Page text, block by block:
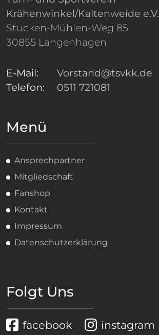
Krähenwinkel/Kaltenweide e.V.
Stucken-Mühlen-Weg 85
30855 Langenhagen
E-Mail:
Telefon:
Vorstand@tsvkk.de
0511 721081
Folgt Uns
facebook instagram
Menü
Ansprechpartner
Mitgliedschaft
Fanshop
Kontakt
Impressum
Datenschutzerklärung